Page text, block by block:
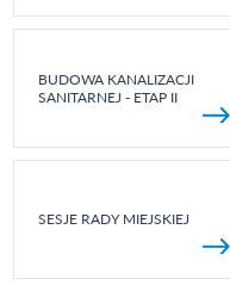
BUDOWA KANALIZACJI
SANITARNEJ - ETAP II
SESJE RADY MIEJSKIEJ